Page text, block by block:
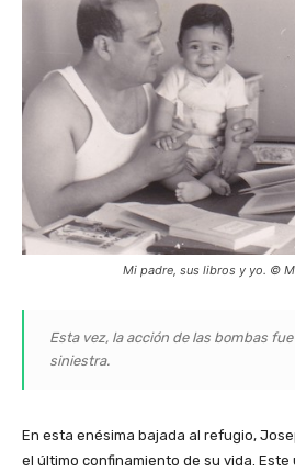
Mi padre, sus libros y yo. ©
Esta vez, la acción de las bombas
siniestra.
En esta enésima bajada al refugio,
el último confinamiento de su vida.